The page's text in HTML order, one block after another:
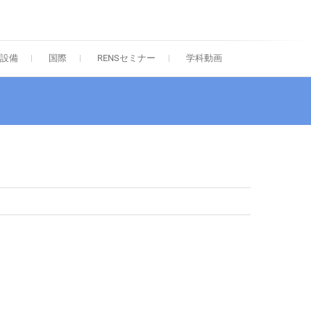
応用化学専攻
備 国際 RENSセミナー 学科動画